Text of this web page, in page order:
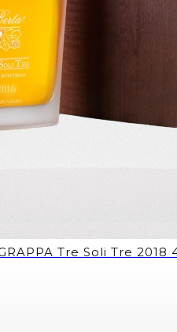
Tre Soli Tre 2018